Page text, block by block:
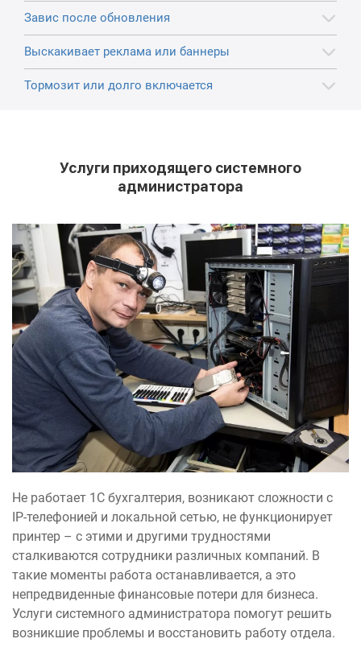
Завис после обновления
Выскакивает реклама или баннеры
Тормозит или долго включается
Услуги приходящего системного
администратора
Не работает 1С бухгалтерия, возникают сложности с
IP-телефонией и локальной сетью, не функционирует
принтер – с этими и другими трудностями
сталкиваются сотрудники различных компаний. В
такие моменты работа останавливается, а это
непредвиденные финансовые потери для бизнеса.
Услуги системного администратора помогут решить
возникшие проблемы и восстановить работу отдела.